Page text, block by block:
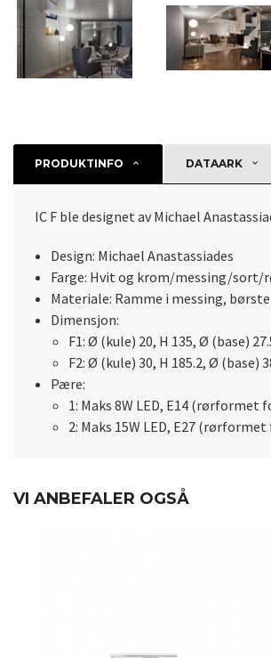
PRODUKTINFO DATAARK
IC F ble designet av Michael
Design: Michael Anastassiades
Farge: Hvit og krom/messing/sort/
Materiale: Ramme i messing,
Dimensjon:
F1: Ø (kule) 20, H 135, Ø (base)
F2: Ø (kule) 30, H 185.2, Ø (base)
Pære:
1: Maks 8W LED, E14 (rørformet
2: Maks 15W LED, E27
VI ANBEFALER OGSÅ